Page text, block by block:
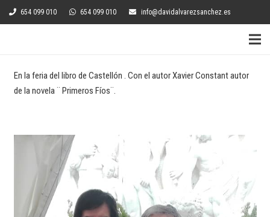
654 099 010 654 099 010 info@davidalvarezsanchez.es
En la feria del libro de Castellón . Con el autor Xavier Constant autor
de la novela ¨ Primeros Fíos¨.